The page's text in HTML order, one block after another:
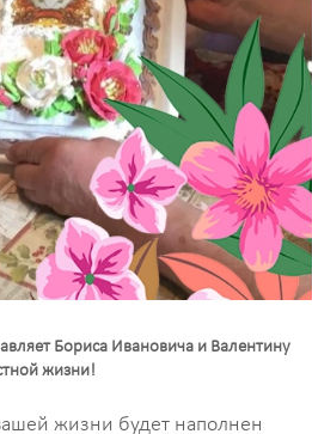
Бориса Ивановича и Валентину
жизни!
жизни будет наполнен